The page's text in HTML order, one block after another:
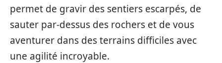
permet de gravir des sentiers escarpés, de
sauter par-dessus des rochers et de vous
aventurer dans des terrains difficiles avec
une agilité incroyable.